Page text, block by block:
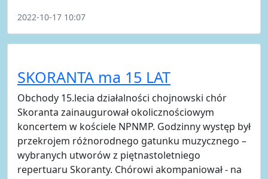
2022-10-17 10:07
SKORANTA ma 15 LAT
Obchody 15.lecia działalności chojnowski chór
Skoranta zainaugurował okolicznościowym
koncertem w kościele NPNMP. Godzinny występ był
przekrojem różnorodnego gatunku muzycznego –
wybranych utworów z piętnastoletniego
repertuaru Skoranty. Chórowi akompaniował - na